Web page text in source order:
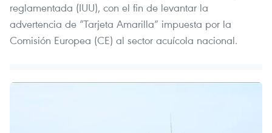
reglamentada (IUU), con el fin de levantar la
advertencia de “Tarjeta Amarilla” impuesta por la
Comisión Europea (CE) al sector acuícola nacional.